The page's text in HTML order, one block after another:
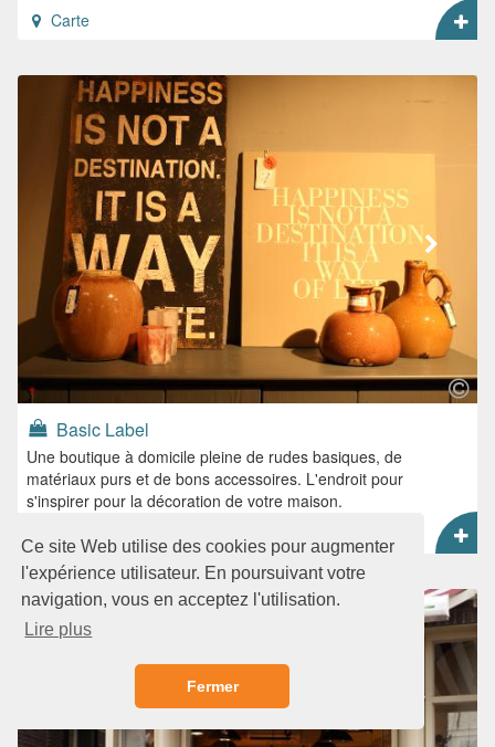
Ce site Web utilise des cookies pour augmenter
l'expérience utilisateur. En poursuivant votre
navigation, vous en acceptez l'utilisation.
Lire plus
Fermer
Carte
Basic Label
Une boutique à domicile pleine de rudes basiques, de
matériaux purs et de bons accessoires. L'endroit pour
s'inspirer pour la décoration de votre maison.
Carte